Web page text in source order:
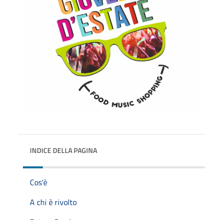
INDICE DELLA PAGINA
Cos'è
A chi è rivolto